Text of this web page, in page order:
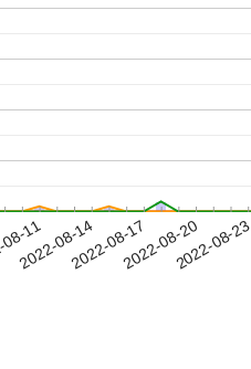
11
2022-08-142022-08-172022-08-202022-08-23